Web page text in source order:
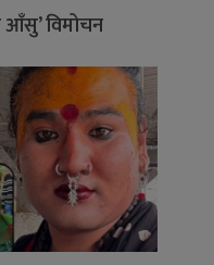
आँसु’ विमोचन